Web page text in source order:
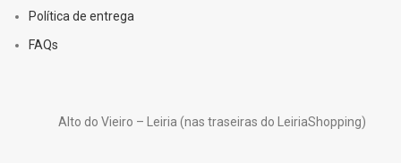
Política de entrega
FAQs
Alto do Vieiro – Leiria (nas traseiras do LeiriaShopping)